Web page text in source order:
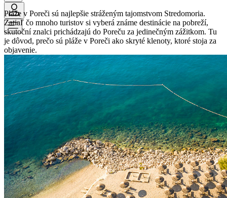
Pláže v Poreči sú najlepšie stráženým tajomstvom Stredomoria.
Zatiaľ čo mnoho turistov si vyberá známe destinácie na pobreží,
skutoční znalci prichádzajú do Poreču za jedinečným zážitkom. Tu
je dôvod, prečo sú pláže v Poreči ako skryté klenoty, ktoré stoja za
objavenie.